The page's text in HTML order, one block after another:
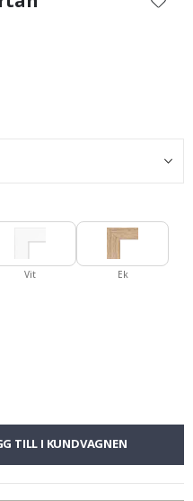
Vit Ek
TILL I KUNDVAGNEN